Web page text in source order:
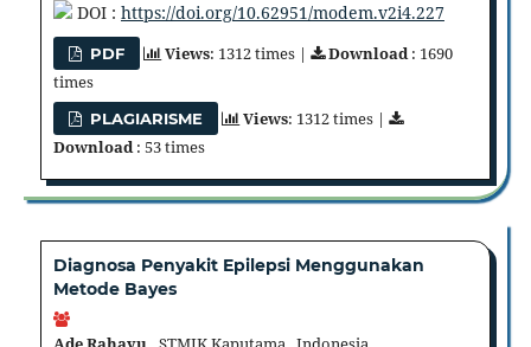
DOI : https://doi.org/10.62951/modem.v2i4.227
PDF Views: 1312 times | Download: 1690
times
PLAGIARISME Views: 1312 times |
Download: 53 times
Diagnosa Penyakit Epilepsi Menggunakan
Metode Bayes